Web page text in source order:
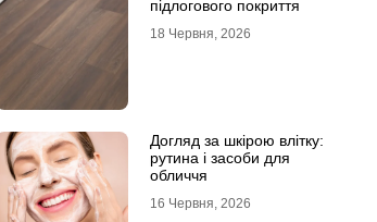
підлогового покриття
18 Червня, 2026
Догляд за шкірою влітку:
рутина і засоби для
обличчя
16 Червня, 2026